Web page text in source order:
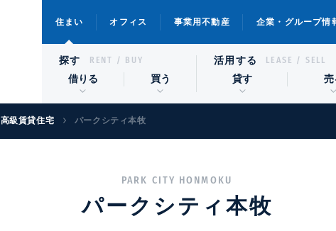
住まい オフィス 事業用不動産 企業・グループ情
探す RENT / BUY
借りる 買う
活用する LEASE / SELL
貸す 売
高級賃貸住宅 パークシティ本牧
PARK CITY HONMOKU
パークシティ本牧